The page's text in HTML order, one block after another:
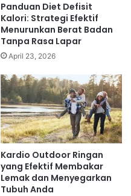
Panduan Diet Defisit
Kalori: Strategi Efektif
Menurunkan Berat Badan
Tanpa Rasa Lapar
April 23, 2026
Kardio Outdoor Ringan
yang Efektif Membakar
Lemak dan Menyegarkan
Tubuh Anda